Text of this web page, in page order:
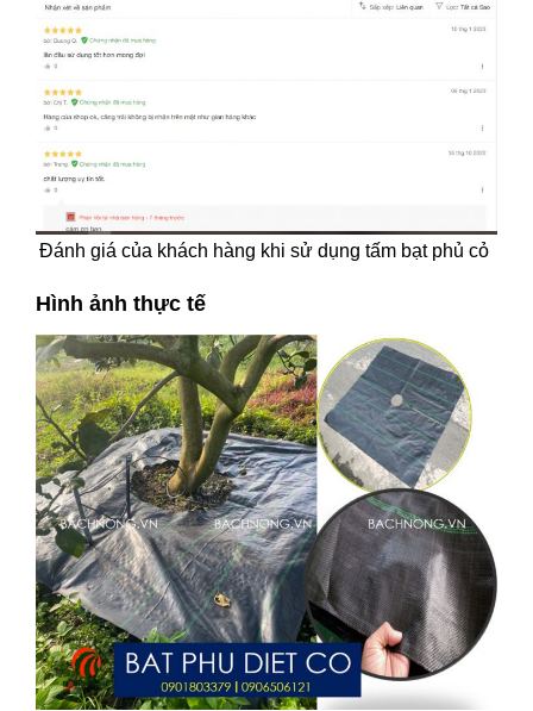
Đánh giá của khách hàng khi sử dụng tấm bạt phủ cỏ
Hình ảnh thực tế